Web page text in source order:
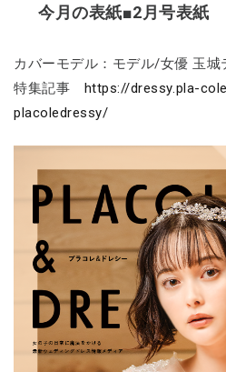
今月の表紙■2月号表紙
カバーモデル：モデル/女優 玉城
特集記事 https://dressy.pla-
placoledressy/